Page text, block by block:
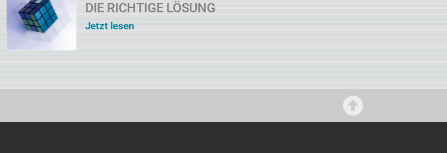
DIE RICHTIGE LÖSUNG
Jetzt lesen